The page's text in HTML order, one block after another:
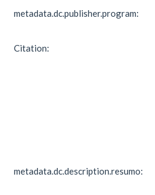
metadata.dc.publisher.program:
Citation:
metadata.dc.description.resumo: